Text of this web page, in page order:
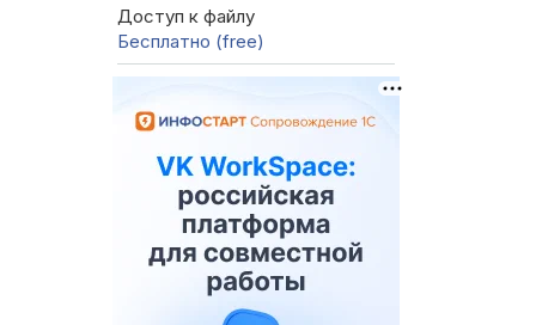
Доступ к файлу
Бесплатно (free)